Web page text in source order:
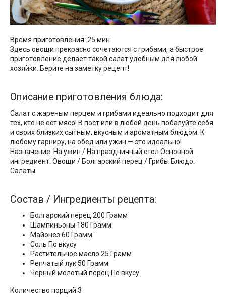
Время приготовления: 25 мин
Здесь овощи прекрасно сочетаются с грибами, а быстрое
приготовление делает такой салат удобным для любой
хозяйки. Берите на заметку рецепт!
Описание приготовления блюда:
Салат с жареным перцем и грибами идеально подходит для
тех, кто не ест мясо! В пост или в любой день побалуйте себя
и своих близких сытным, вкусным и ароматным блюдом. К
любому гарниру, на обед или ужин — это идеально!
Назначение: На ужин / На праздничный стол Основной
ингредиент: Овощи / Болгарский перец / Грибы Блюдо:
Салаты
Состав / Ингредиенты рецепта:
Болгарский перец 200 Грамм
Шампиньоны 180 Грамм
Майонез 60 Грамм
Соль По вкусу
Растительное масло 25 Грамм
Репчатый лук 50 Грамм
Черный молотый перец По вкусу
Количество порций 3